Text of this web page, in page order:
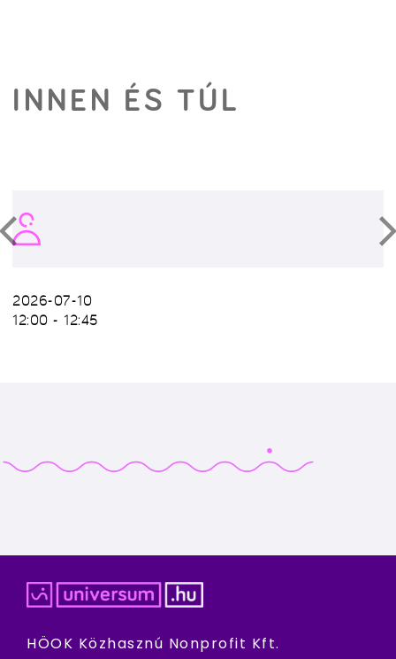
INNEN ÉS TÚL
2026-07-10
12:00 - 12:45
HÖOK Közhasznú Nonprofit Kft.